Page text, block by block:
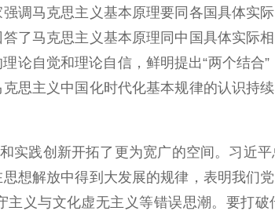
马克思主义基本原理要同各国具体实
了马克思主义基本原理同中国具体实际
自觉和理论自信，鲜明提出“两个结合”
思主义中国化时代化基本规律的认识持
践创新开拓了更为宽广的空间。习近平
想解放中得到大发展的规律，表明我们
义与文化虚无主义等错误思潮。要打